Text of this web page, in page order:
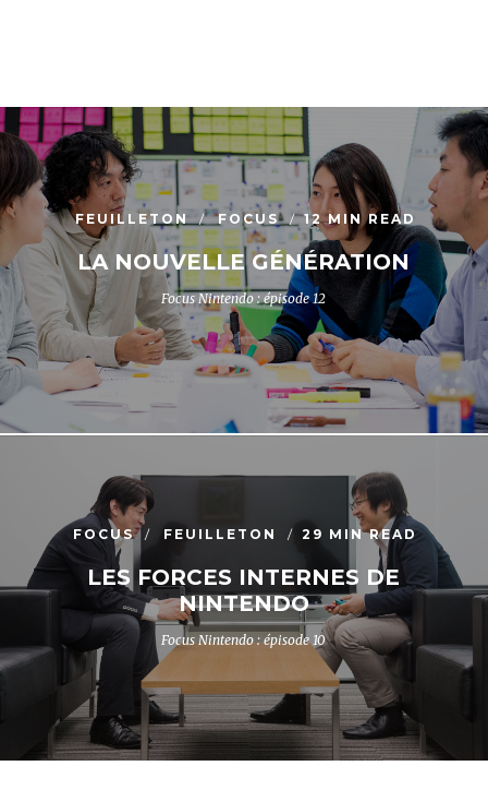
FEUILLETON FOCUS 12 MIN READ
LA NOUVELLE GÉNÉRATION
Focus Nintendo : épisode 12
FOCUS FEUILLETON 29 MIN READ
LES FORCES INTERNES DE
NINTENDO
Focus Nintendo : épisode 10